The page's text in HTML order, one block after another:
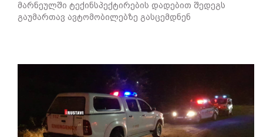
მარნეულში ტექინსპექტირების დადებით შედეგს
გაუმართავ ავტომობილებზე გასცემდნენ